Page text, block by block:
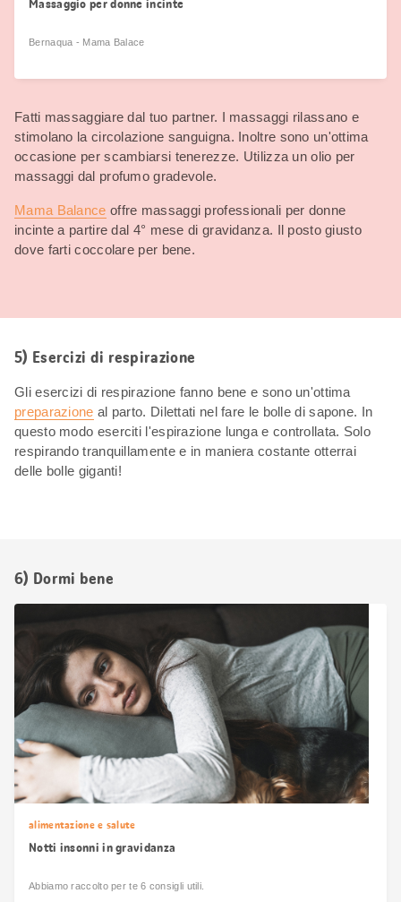
Massaggio per donne incinte
Bernaqua - Mama Balace
Fatti massaggiare dal tuo partner. I massaggi rilassano e
stimolano la circolazione sanguigna. Inoltre sono un'ottima
occasione per scambiarsi tenerezze. Utilizza un olio per
massaggi dal profumo gradevole.
Mama Balance offre massaggi professionali per donne
incinte a partire dal 4° mese di gravidanza. Il posto giusto
dove farti coccolare per bene.
5) Esercizi di respirazione
Gli esercizi di respirazione fanno bene e sono un'ottima
preparazione al parto. Dilettati nel fare le bolle di sapone. In
questo modo eserciti l'espirazione lunga e controllata. Solo
respirando tranquillamente e in maniera costante otterrai
delle bolle giganti!
6) Dormi bene
alimentazione e salute
Notti insonni in gravidanza
Abbiamo raccolto per te 6 consigli utili.